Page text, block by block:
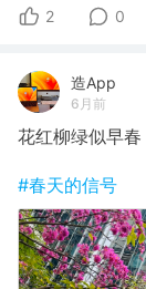
2 0
造App
6月前
花红柳绿似早春
#春天的信号